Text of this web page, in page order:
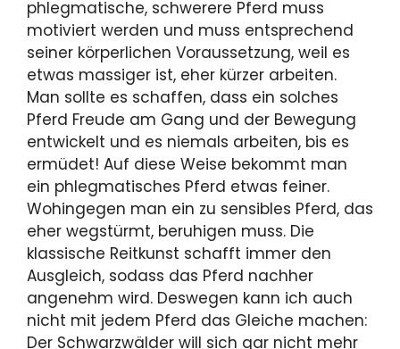
phlegmatische, schwerere Pferd muss
motiviert werden und muss entsprechend
seiner körperlichen Voraussetzung, weil es
etwas massiger ist, eher kürzer arbeiten.
Man sollte es schaffen, dass ein solches
Pferd Freude am Gang und der Bewegung
entwickelt und es niemals arbeiten, bis es
ermüdet! Auf diese Weise bekommt man
ein phlegmatisches Pferd etwas feiner.
Wohingegen man ein zu sensibles Pferd, das
eher wegstürmt, beruhigen muss. Die
klassische Reitkunst schafft immer den
Ausgleich, sodass das Pferd nachher
angenehm wird. Deswegen kann ich auch
nicht mit jedem Pferd das Gleiche machen:
Der Schwarzwälder will sich gar nicht mehr